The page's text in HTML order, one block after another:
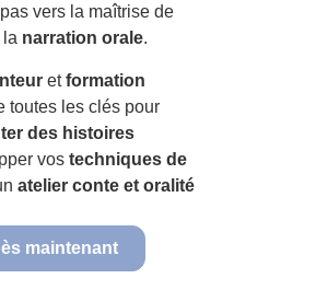
vers la maîtrise de
la narration orale.
etformation
toutes les clés pour
des histoires
vos techniques de
atelier conte et oralité
maintenant